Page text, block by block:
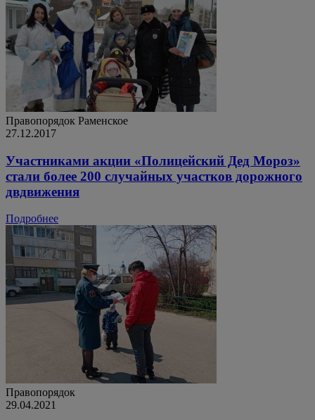
Правопорядок Раменское
27.12.2017
Участниками акции «Полицейский Дед Мороз»
стали более 200 случайных участков дорожного
двдвижения
Подробнее
Правопорядок
29.04.2021